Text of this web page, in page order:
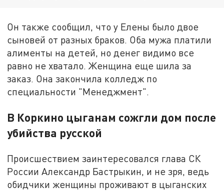
Он также сообщил, что у Елены было двое
сыновей от разных браков. Оба мужа платили
алименты на детей, но денег видимо все
равно не хватало. Женщина еще шила за
заказ. Она закончила колледж по
специальности "Менеджмент".
В Коркино цыганам сожгли дом после
убийства русской
Происшествием заинтересовался глава СК
России Александр Бастрыкин, и не зря, ведь
обидчики женщины проживают в цыганских